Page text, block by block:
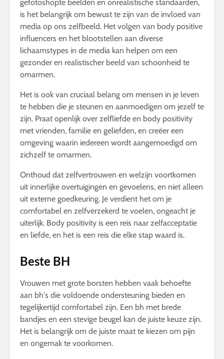
gefotoshopte beelden en onrealistische standaarden,
is het belangrijk om bewust te zijn van de invloed van
media op ons zelfbeeld. Het volgen van body positive
influencers en het blootstellen aan diverse
lichaamstypes in de media kan helpen om een
gezonder en realistischer beeld van schoonheid te
omarmen.
Het is ook van cruciaal belang om mensen in je leven
te hebben die je steunen en aanmoedigen om jezelf te
zijn. Praat openlijk over zelfliefde en body positivity
met vrienden, familie en geliefden, en creëer een
omgeving waarin iedereen wordt aangemoedigd om
zichzelf te omarmen.
Onthoud dat zelfvertrouwen en welzijn voortkomen
uit innerlijke overtuigingen en gevoelens, en niet alleen
uit externe goedkeuring. Je verdient het om je
comfortabel en zelfverzekerd te voelen, ongeacht je
uiterlijk. Body positivity is een reis naar zelfacceptatie
en liefde, en het is een reis die elke stap waard is.
Beste BH
Vrouwen met grote borsten hebben vaak behoefte
aan bh's die voldoende ondersteuning bieden en
tegelijkertijd comfortabel zijn. Een bh met brede
bandjes en een stevige beugel kan de juiste keuze zijn.
Het is belangrijk om de juiste maat te kiezen om pijn
en ongemak te voorkomen.